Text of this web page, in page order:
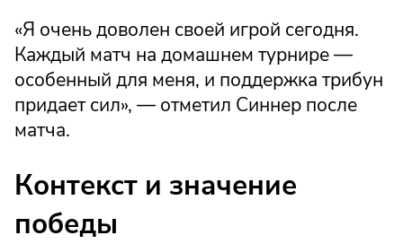
«Я очень доволен своей игрой сегодня.
Каждый матч на домашнем турнире —
особенный для меня, и поддержка трибун
придает сил», — отметил Синнер после
матча.
Контекст и значение
победы